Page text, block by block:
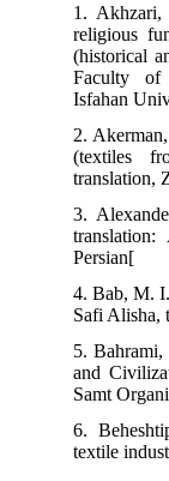
1.
2.
3.
4.
5.
6.